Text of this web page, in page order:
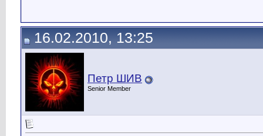
16.02.2010, 13:25
Петр ШИВ
Senior Member